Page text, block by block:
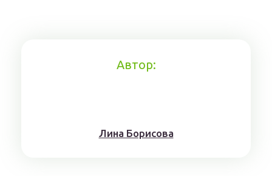
Автор:
Лина Борисoвa